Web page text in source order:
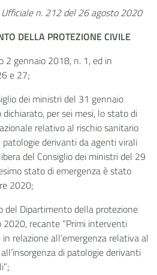
n. 212 del 26 agosto 2020
DELLA PROTEZIONE CIVILE
2 gennaio 2018, n. 1, ed in
e 27;
dei ministri del 31 gennaio
per sei mesi, lo stato di
relativo al rischio sanitario
patologie derivanti da agenti virali
del Consiglio dei ministri del 29
stato di emergenza è stato
2020;
del Dipartimento della protezione
recante “Primi interventi
relazione all’emergenza relativa al
di patologie derivanti